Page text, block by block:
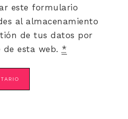
este formulario
al almacenamiento
de tus datos por
de esta web. *